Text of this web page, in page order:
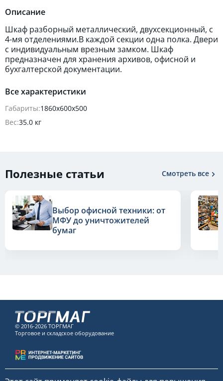
Описание
Шкаф разборный металлический, двухсекционный, с
4-мя отделениями.В каждой секции одна полка. Двери
с индивидуальным врезным замком. Шкаф
предназначен для хранения архивов, офисной и
бухгалтерской документации.
Все характеристики
Габариты:1860x600x500
Вес:35.0 кг
Полезные статьи Смотреть все
Выбор офисной техники: от
МФУ до уничтожителей
бумаг
© 2016-2026 ТОРГМАГ
Торговое и складское оборудование